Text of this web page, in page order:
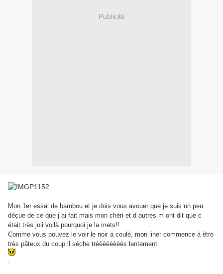
Publicité
Mon 1er essai de bambou et je dois vous avouer que je suis un peu
déçue de ce que j ai fait mais mon chéri et d autres m ont dit que c
était très joli voilà pourquoi je la mets!!
Comme vous pouvez le voir le noir a coulé, mon liner commence à être
très pâteux du coup il sèche trèèèèèèèès lentement
.